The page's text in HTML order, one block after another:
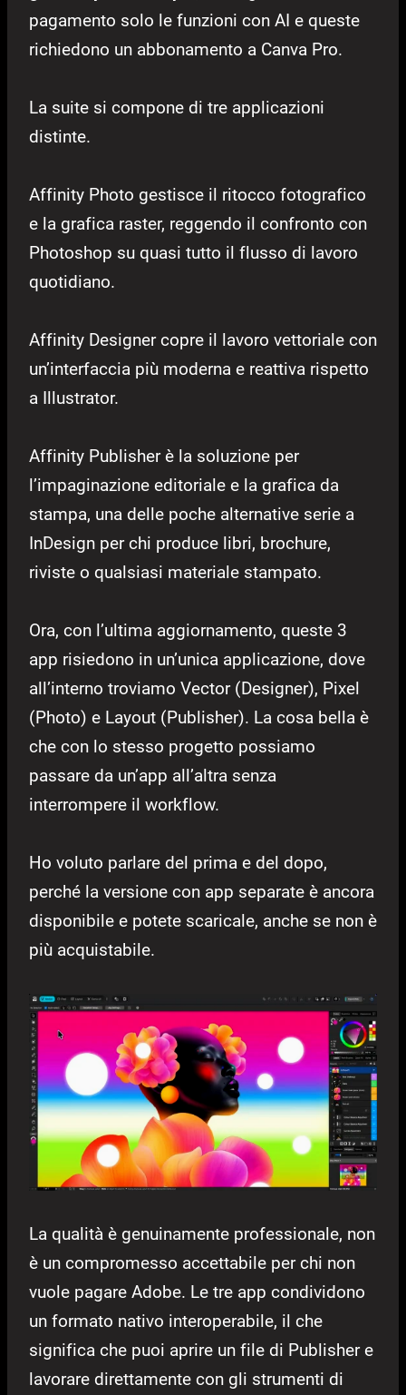
pagamento solo le funzioni con AI e queste
richiedono un abbonamento a Canva Pro.
La suite si compone di tre applicazioni
distinte.
Affinity Photo gestisce il ritocco fotografico
e la grafica raster, reggendo il confronto con
Photoshop su quasi tutto il flusso di lavoro
quotidiano.
Affinity Designer copre il lavoro vettoriale con
un’interfaccia più moderna e reattiva rispetto
a Illustrator.
Affinity Publisher è la soluzione per
l’impaginazione editoriale e la grafica da
stampa, una delle poche alternative serie a
InDesign per chi produce libri, brochure,
riviste o qualsiasi materiale stampato.
Ora, con l’ultima aggiornamento, queste 3
app risiedono in un’unica applicazione, dove
all’interno troviamo Vector (Designer), Pixel
(Photo) e Layout (Publisher). La cosa bella è
che con lo stesso progetto possiamo
passare da un’app all’altra senza
interrompere il workflow.
Ho voluto parlare del prima e del dopo,
perché la versione con app separate è ancora
disponibile e potete scaricale, anche se non è
più acquistabile.
La qualità è genuinamente professionale, non
è un compromesso accettabile per chi non
vuole pagare Adobe. Le tre app condividono
un formato nativo interoperabile, il che
significa che puoi aprire un file di Publisher e
lavorare direttamente con gli strumenti di